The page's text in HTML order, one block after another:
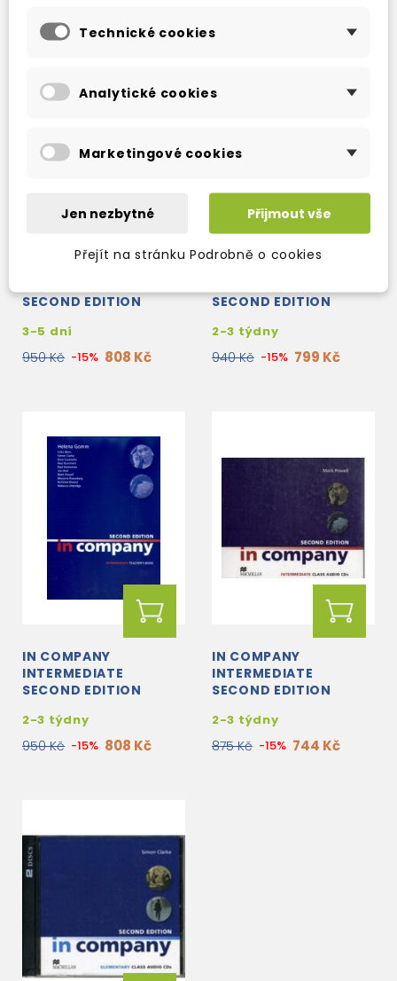
IN COMPANY UPPER-
SECOND EDITION
3-5 dní
950 Kč -15% 808 Kč
SECOND EDITION
CD-ROM
2-3 týdny
940 Kč -15% 799 Kč
IN COMPANY
INTERMEDIATE
SECOND EDITION
2-3 týdny
950 Kč -15% 808 Kč
IN COMPANY
INTERMEDIATE
SECOND EDITION
2-3 týdny
875 Kč -15% 744 Kč
Technické cookies
Analytické cookies
Marketingové cookies
Jen nezbytné Přijmout vše
Přejít na stránku Podrobně o cookies